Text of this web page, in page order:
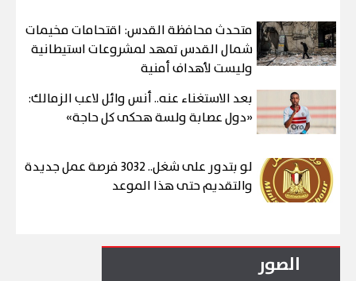
متحدث محافظة القدس: اقتحامات مخيمات
شمال القدس تمهد لمشروعات استيطانية
وليست لأهداف أمنية
بعد الاستغناء عنه.. أنس وائل لاعب الزمالك:
«دول عصابة ولسة هحكى كل حاجة»
لو بتدور على شغل.. 3032 فرصة عمل جديدة
والتقديم حتى هذا الموعد
الصور